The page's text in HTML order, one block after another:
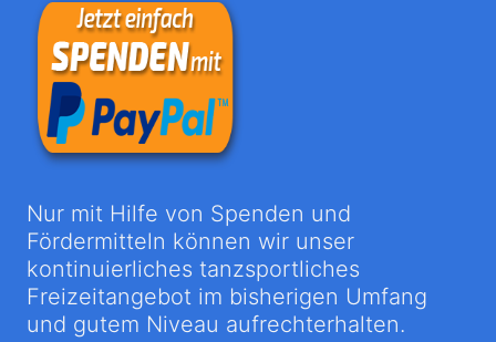
Nur mit Hilfe von Spenden und
Fördermitteln können wir unser
kontinuierliches tanzsportliches
Freizeitangebot im bisherigen Umfang
und gutem Niveau aufrechterhalten.